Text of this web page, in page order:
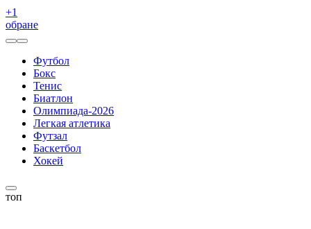
+1
обране
Футбол
Бокс
Тенис
Биатлон
Олимпиада-2026
Легкая атлетика
Футзал
Баскетбол
Хокей
топ